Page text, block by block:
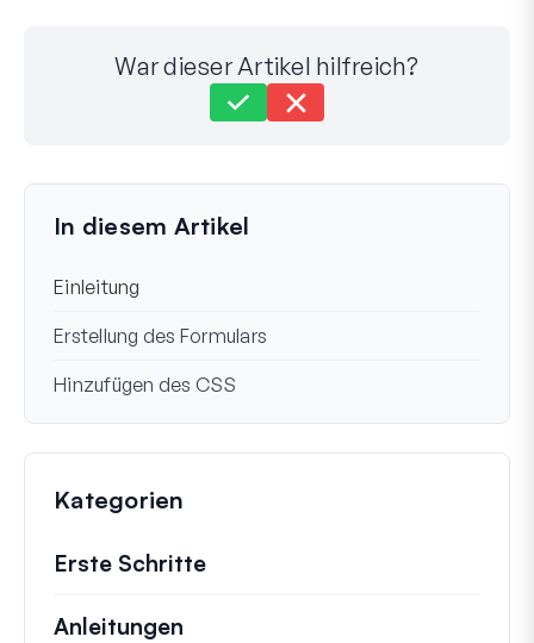
War dieser Artikel hilfreich?
Zuletzt aktualisiert am 21. Juni 2023
In diesem Artikel
Einleitung
Erstellung des Formulars
Hinzufügen des CSS
Kategorien
Erste Schritte
Anleitungen